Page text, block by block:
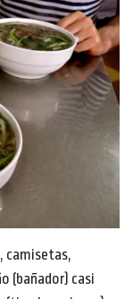
camisetas,
(bañador) casi